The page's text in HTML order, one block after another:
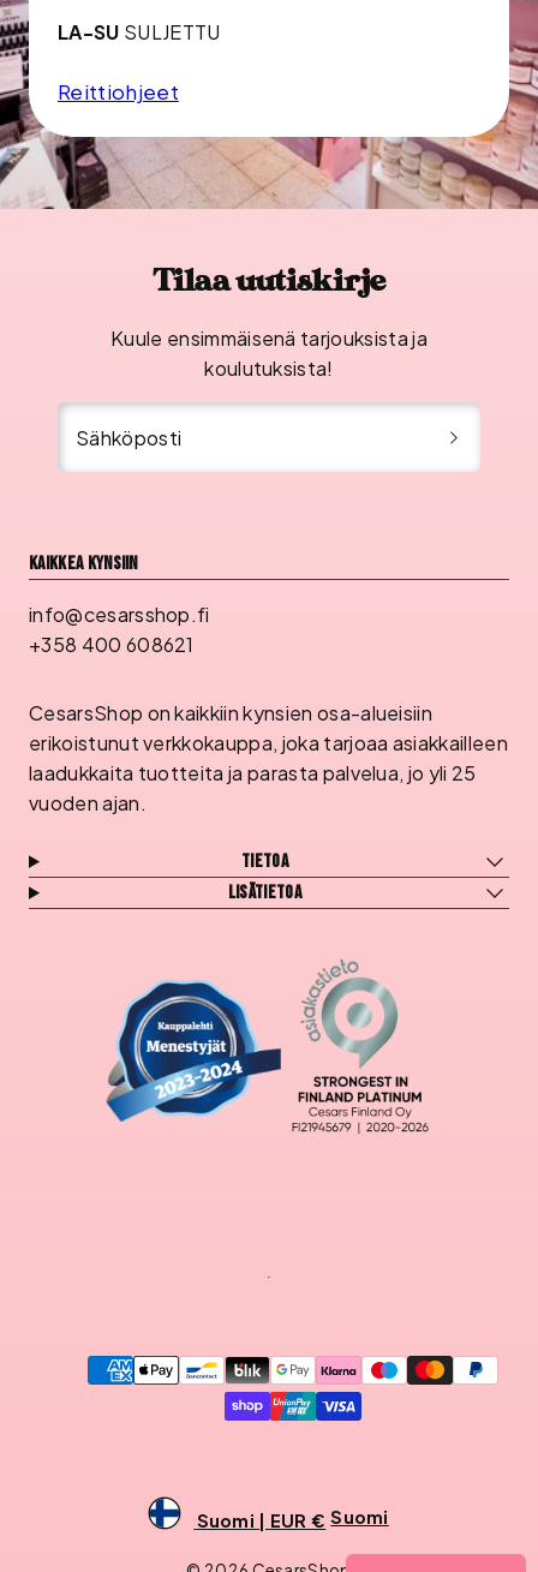
LA-SU SULJETTU
Reittiohjeet
Tilaa uutiskirje
Kuule ensimmäisenä tarjouksista ja
koulutuksista!
Sähköposti
Kaikkea kynsiin
info@cesarsshop.fi
+358 400 608621
CesarsShop on kaikkiin kynsien osa-alueisiin
erikoistunut verkkokauppa, joka tarjoaa asiakkailleen
laadukkaita tuotteita ja parasta palvelua, jo yli 25
vuoden ajan.
Tietoa
Lisätietoa
Maksutavat
Suomi | EUR € Suomi